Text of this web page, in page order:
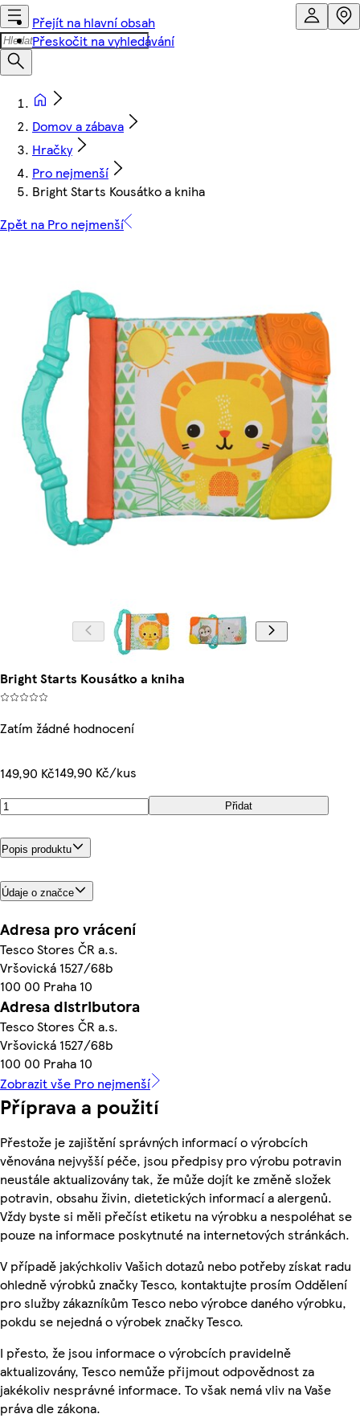
Přejít na hlavní obsah
Přeskočit na vyhledávání
Domov a zábava
Hračky
Pro nejmenší
Bright Starts Kousátko a kniha
Zpět na Pro nejmenší
Bright Starts Kousátko a kniha
Zatím žádné hodnocení
149,90 Kč149,90 Kč/kus
Přidat
Popis produktu
Údaje o značce
Adresa pro vrácení
Tesco Stores ČR a.s.
Vršovická 1527/68b
100 00 Praha 10
Adresa distributora
Tesco Stores ČR a.s.
Vršovická 1527/68b
100 00 Praha 10
Zobrazit vše Pro nejmenší
Příprava a použití
Přestože je zajištění správných informací o výrobcích
věnována nejvyšší péče, jsou předpisy pro výrobu potravin
neustále aktualizovány tak, že může dojít ke změně složek
potravin, obsahu živin, dietetických informací a alergenů.
Vždy byste si měli přečíst etiketu na výrobku a nespoléhat se
pouze na informace poskytnuté na internetových stránkách.
V případě jakýchkoliv Vašich dotazů nebo potřeby získat radu
ohledně výrobků značky Tesco, kontaktujte prosím Oddělení
pro služby zákazníkům Tesco nebo výrobce daného výrobku,
pokdu se nejedná o výrobek značky Tesco.
I přesto, že jsou informace o výrobcích pravidelně
aktualizovány, Tesco nemůže přijmout odpovědnost za
jakékoliv nesprávné informace. To však nemá vliv na Vaše
práva dle zákona.